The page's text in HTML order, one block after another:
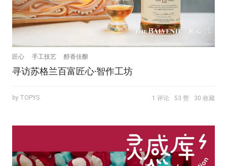
匠心 手工技艺 醇香佳酿
寻访苏格兰百富匠心·智作工坊
by TOPYS. 1 评论 53 赞 30 收藏